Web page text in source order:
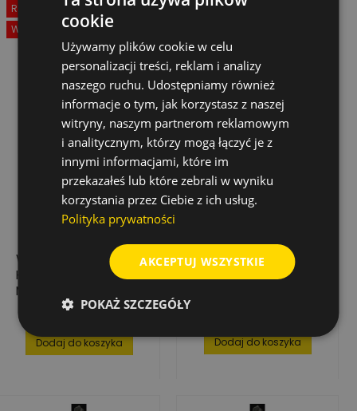
-50%
Rabat
Wyprzedaż!
WIERTŁO DO METALU
HSS-R 6,6 MM X 101
MM - 10 SZT.
25,93 zł
podstawowa
Dodaj do koszyka
WIERTŁO DO METALU
HSS, PODTACZANE
Dodaj do koszyka
cookie
Używamy plików cookie w celu
personalizacji treści, reklam i analizy
naszego ruchu. Udostępniamy również
informacje o tym, jak korzystasz z naszej
witryny, naszym partnerom reklamowym
i analitycznym, którzy mogą łączyć je z
innymi informacjami, które im
przekazałeś lub które zebrali w wyniku
korzystania przez Ciebie z ich usług.
Polityka prywatności
AKCEPTUJ WSZYSTKIE
POKAŻ SZCZEGÓŁY